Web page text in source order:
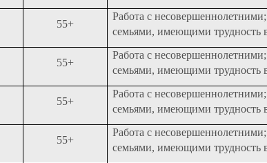
55+
Работа с
семьями, имеющими трудность
55+
Работа с
семьями, имеющими трудность
55+
Работа с
семьями, имеющими трудность
55+
Работа с
семьями, имеющими трудность